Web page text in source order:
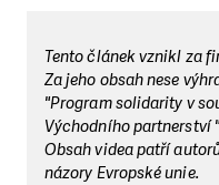
Tento článek vznikl za
Za jeho obsah nese
"Program solidarity v
Východního partnerství
Obsah videa patří
názory Evropské unie.